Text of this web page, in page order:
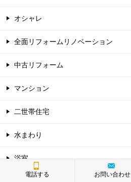
オシャレ
全面リフォームリノベーション
中古リフォーム
マンション
二世帯住宅
水まわり
浴室
電話する お問い合わせ